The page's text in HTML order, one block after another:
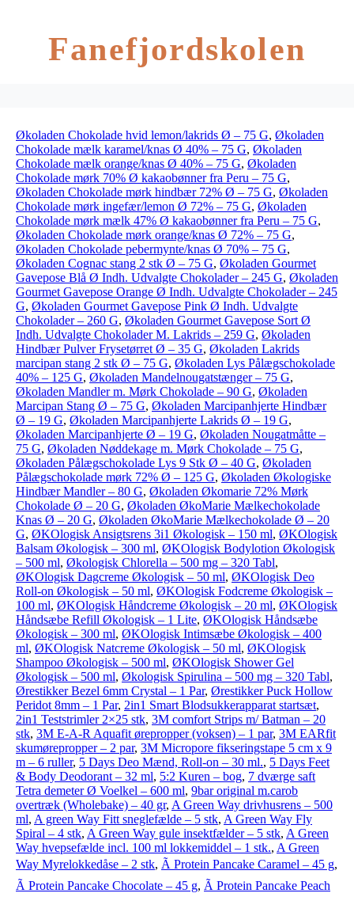
Fanefjordskolen
Økoladen Chokolade hvid lemon/lakrids Ø – 75 G, Økoladen
Chokolade mælk karamel/knas Ø 40% – 75 G, Økoladen
Chokolade mælk orange/knas Ø 40% – 75 G, Økoladen
Chokolade mørk 70% Ø kakaobønner fra Peru – 75 G,
Økoladen Chokolade mørk hindbær 72% Ø – 75 G, Økoladen
Chokolade mørk ingefær/lemon Ø 72% – 75 G, Økoladen
Chokolade mørk mælk 47% Ø kakaobønner fra Peru – 75 G,
Økoladen Chokolade mørk orange/knas Ø 72% – 75 G,
Økoladen Chokolade pebermynte/knas Ø 70% – 75 G,
Økoladen Cognac stang 2 stk Ø – 75 G, Økoladen Gourmet
Gavepose Blå Ø Indh. Udvalgte Chokolader – 245 G, Økoladen
Gourmet Gavepose Orange Ø Indh. Udvalgte Chokolader – 245
G, Økoladen Gourmet Gavepose Pink Ø Indh. Udvalgte
Chokolader – 260 G, Økoladen Gourmet Gavepose Sort Ø
Indh. Udvalgte Chokolader M. Lakrids – 259 G, Økoladen
Hindbær Pulver Frysetørret Ø – 35 G, Økoladen Lakrids
marcipan stang 2 stk Ø – 75 G, Økoladen Lys Pålægschokolade
40% – 125 G, Økoladen Mandelnougatstænger – 75 G,
Økoladen Mandler m. Mørk Chokolade – 90 G, Økoladen
Marcipan Stang Ø – 75 G, Økoladen Marcipanhjerte Hindbær
Ø – 19 G, Økoladen Marcipanhjerte Lakrids Ø – 19 G,
Økoladen Marcipanhjerte Ø – 19 G, Økoladen Nougatmåtte –
75 G, Økoladen Nøddekage m. Mørk Chokolade – 75 G,
Økoladen Pålægschokolade Lys 9 Stk Ø – 40 G, Økoladen
Pålægschokolade mørk 72% Ø – 125 G, Økoladen Økologiske
Hindbær Mandler – 80 G, Økoladen Økomarie 72% Mørk
Chokolade Ø – 20 G, Økoladen ØkoMarie Mælkechokolade
Knas Ø – 20 G, Økoladen ØkoMarie Mælkechokolade Ø – 20
G, ØKOlogisk Ansigtsrens 3i1 Økologisk – 150 ml, ØKOlogisk
Balsam Økologisk – 300 ml, ØKOlogisk Bodylotion Økologisk
– 500 ml, Økologisk Chlorella – 500 mg – 320 Tabl,
ØKOlogisk Dagcreme Økologisk – 50 ml, ØKOlogisk Deo
Roll-on Økologisk – 50 ml, ØKOlogisk Fodcreme Økologisk –
100 ml, ØKOlogisk Håndcreme Økologisk – 20 ml, ØKOlogisk
Håndsæbe Refill Økologisk – 1 Lite, ØKOlogisk Håndsæbe
Økologisk – 300 ml, ØKOlogisk Intimsæbe Økologisk – 400
ml, ØKOlogisk Natcreme Økologisk – 50 ml, ØKOlogisk
Shampoo Økologisk – 500 ml, ØKOlogisk Shower Gel
Økologisk – 500 ml, Økologisk Spirulina – 500 mg – 320 Tabl,
Ørestikker Bezel 6mm Crystal – 1 Par, Ørestikker Puck Hollow
Peridot 8mm – 1 Par, 2in1 Smart Blodsukkerapparat startsæt,
2in1 Teststrimler 2×25 stk, 3M comfort Strips m/ Batman – 20
stk, 3M E-A-R Aquafit ørepropper (voksen) – 1 par, 3M EARfit
skumørepropper – 2 par, 3M Micropore fikseringstape 5 cm x 9
m – 6 ruller, 5 Days Deo Mænd, Roll-on – 30 ml., 5 Days Feet
& Body Deodorant – 32 ml, 5:2 Kuren – bog, 7 dværge saft
Tetra demeter Ø Voelkel – 600 ml, 9bar original m.carob
overtræk (Wholebake) – 40 gr, A Green Way drivhusrens – 500
ml, A green Way Fitt sneglefælde – 5 stk, A Green Way Fly
Spiral – 4 stk, A Green Way gule insektfælder – 5 stk, A Green
Way hvepsefælde incl. 100 ml lokkemiddel – 1 stk., A Green
Way Myrelokkedåse – 2 stk, Ã Protein Pancake Caramel – 45 g,
Ã Protein Pancake Chocolate – 45 g, Ã Protein Pancake Peach